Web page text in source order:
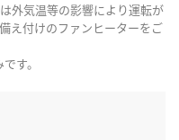
外気温等の影響により運転が
え付けのファンヒーターをご
す。